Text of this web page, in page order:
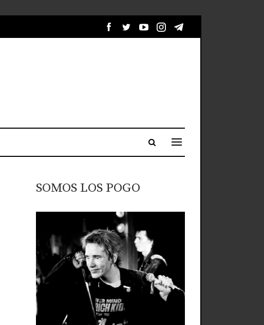
SOMOS LOS POGO